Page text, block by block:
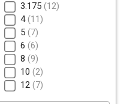
3.175 12
4 11
5 7
6 6
8 9
10 2
12 7